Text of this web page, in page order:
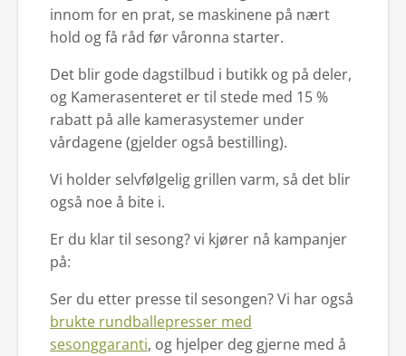
innom for en prat, se maskinene på nært
hold og få råd før våronna starter.
Det blir gode dagstilbud i butikk og på deler,
og Kamerasenteret er til stede med 15 %
rabatt på alle kamerasystemer under
vårdagene (gjelder også bestilling).
Vi holder selvfølgelig grillen varm, så det blir
også noe å bite i.
Er du klar til sesong? vi kjører nå kampanjer
på:
Ser du etter presse til sesongen? Vi har også
brukte rundballepresser med
sesonggaranti, og hjelper deg gjerne med å